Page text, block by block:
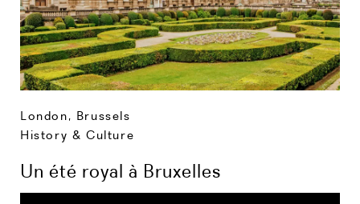
London, Brussels
History & Culture
Un été royal à Bruxelles